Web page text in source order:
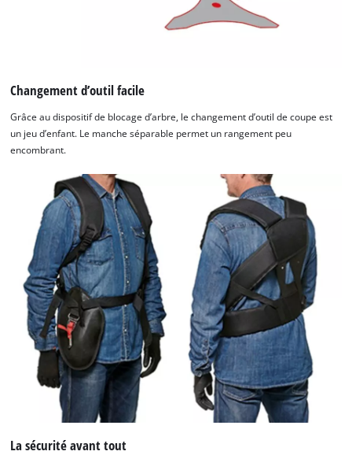
Nous avons besoin de votre accord pour
pouvoir charger Google Maps !
This content is not permitted to load due
to trackers that are not disclosed to the
visitor. The website owner needs to setup
the site with their CMP to add this content
to the list of technologies used.
Powered byUsercentrics Consent
Management Platform
Changement d’outil facile
Grâce au dispositif de blocage d’arbre, le changement d’outil de coupe est
un jeu d’enfant. Le manche séparable permet un rangement peu
encombrant.
La sécurité avant tout